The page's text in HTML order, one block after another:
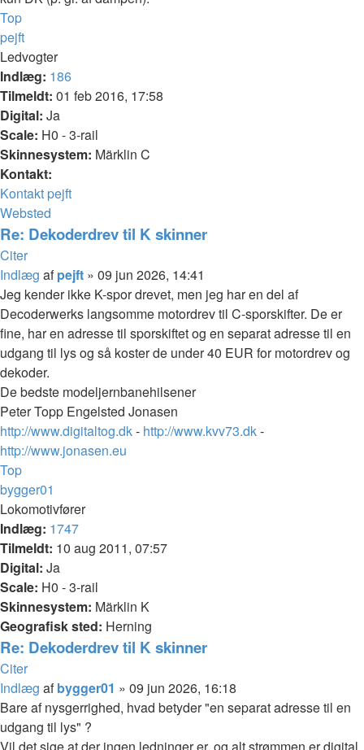
Top
pejft
Ledvogter
Indlæg: 186
Tilmeldt: 01 feb 2016, 17:58
Digital: Ja
Scale: H0 - 3-rail
Skinnesystem: Märklin C
Kontakt:
Kontakt pejft
Websted
Re: Dekoderdrev til K skinner
Citer
Indlæg afpejft » 09 jun 2026, 14:41
Jeg kender ikke K-spor drevet, men jeg har en del af
Decoderwerks langsomme motordrev til C-sporskifter. De er
fine, har en adresse til sporskiftet og en separat adresse til en
udgang til lys og så koster de under 40 EUR for motordrev og
dekoder.
De bedste modeljernbanehilsener
Peter Topp Engelsted Jonasen
http://www.digitaltog.dk- http://www.kvv73.dk-
http://www.jonasen.eu
Top
bygger01
Lokomotivfører
Indlæg: 1747
Tilmeldt: 10 aug 2011, 07:57
Digital: Ja
Scale: H0 - 3-rail
Skinnesystem: Märklin K
Geografisk sted: Herning
Re: Dekoderdrev til K skinner
Citer
Indlæg afbygger01 » 09 jun 2026, 16:18
Bare af nysgerrighed, hvad betyder "en separat adresse til en
udgang til lys" ?
Vil det sige at der ingen ledninger er, og alt strømmen er digital